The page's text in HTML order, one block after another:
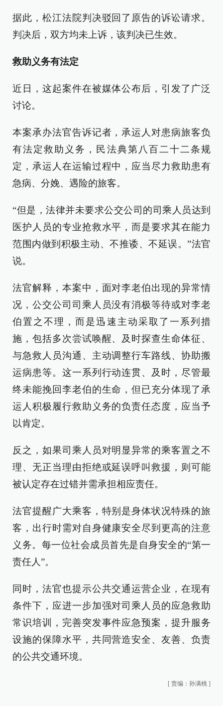
据此，松江法院判决驳回了原告的诉讼请求。
判决后，双方均未上诉，该判决已生效。
救助义务有法定
近日，这起案件在被媒体公布后，引发了广泛
讨论。
本案承办法官告诉记者，承运人对患病旅客负
有法定救助义务，民法典第八百二十二条规
定，承运人在运输过程中，应当尽力救助患有
急病、分娩、遇险的旅客。
“但是，法律并未要求公交公司的司乘人员达到
医护人员的专业抢救水平，而是要求其在能力
范围内做到积极主动、不推诿、不延误。”法官
说。
法官解释，本案中，面对李老伯出现的异常情
况，公交公司司乘人员没有消极等待或对李老
伯置之不理，而是迅速主动采取了一系列措
施，包括多次尝试唤醒、及时探查生命体征、
与急救人员沟通、主动调整行车路线、协助搬
运病患等。这一系列行动连贯、及时，尽管最
终未能挽回李老伯的生命，但已充分体现了承
运人积极履行救助义务的负责任态度，应当予
以肯定。
反之，如果司乘人员对明显异常的乘客置之不
理、无正当理由拒绝或延误呼叫救援，则可能
被认定存在过错并需承担相应责任。
法官提醒广大乘客，特别是身体状况特殊的旅
客，出行时需对自身健康安全尽到更高的注意
义务。每一位社会成员首先是自身安全的“第一
责任人”。
同时，法官也提示公共交通运营企业，在现有
条件下，应进一步加强对司乘人员的应急救助
常识培训，完善突发事件应急预案，提升服务
设施的保障水平，共同营造安全、友善、负责
的公共交通环境。
[ 责编：孙满桃 ]